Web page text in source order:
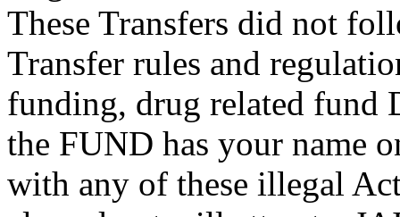
These Transfers did not
Transfer rules and
funding, drug related fund
the FUND has your name
with any of these illegal